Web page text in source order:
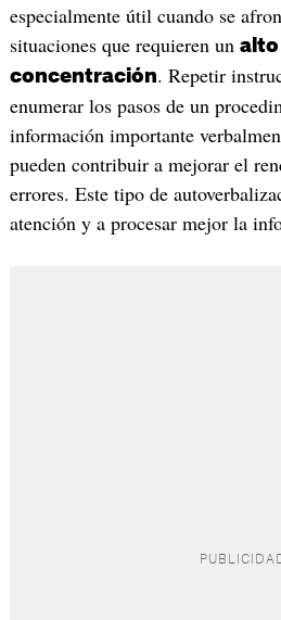
especialmente útil cuando se
situaciones que requieren un alto
concentración. Repetir
enumerar los pasos de un
información importante
pueden contribuir a mejorar el
errores. Este tipo de
atención y a procesar mejor la